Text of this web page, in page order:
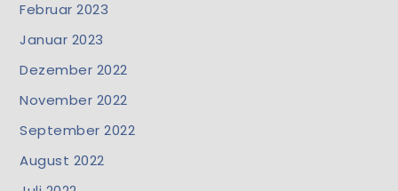
Februar 2023
Januar 2023
Dezember 2022
November 2022
September 2022
August 2022